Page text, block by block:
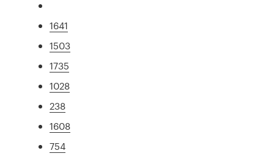
1641
1503
1735
1028
238
1608
754